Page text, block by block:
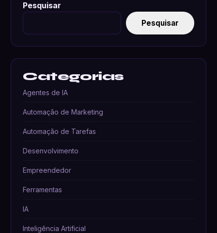
Pesquisar
Pesquisar
Categorias
Agentes de IA
Automação de Marketing
Automação de Tarefas
Desenvolvimento
Empreendedor
Ferramentas
IA
Inteligência Artificial